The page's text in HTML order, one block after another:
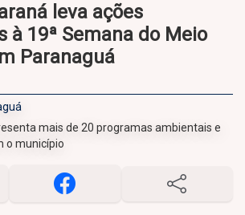
leva ações
à 19ª Semana do Meio
Paranaguá
mais de 20 programas ambientais e
o município